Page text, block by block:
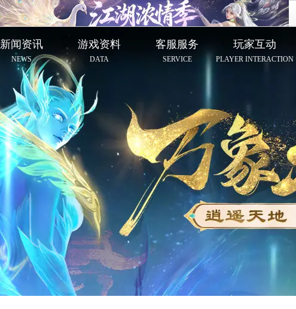
新闻资讯
NEWS
游戏资料
DATA
客服服务
SERVICE
玩家互动
PLAYER INTERACTION